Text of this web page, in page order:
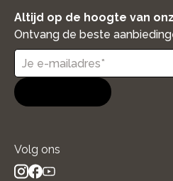
Altijd op de hoogte van
Ontvang de beste
Volg ons